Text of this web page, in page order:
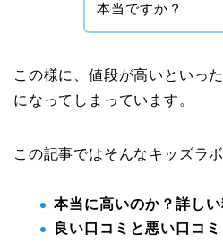
本当ですか？
この様に、値段が高いといっ
になってしまっています。
この記事ではそんなキッズラ
本当に高いのか？詳し
良い口コミと悪い口コミ